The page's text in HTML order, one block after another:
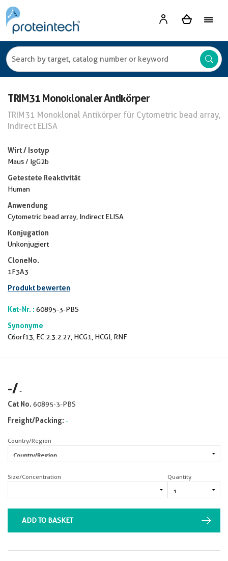
TRIM31 Monoklonaler Antikörper
TRIM31 Monoklonal Antikörper für Cytometric bead array,
Indirect ELISA
Wirt / Isotyp
Maus / IgG2b
Getestete Reaktivität
Human
Anwendung
Cytometric bead array, Indirect ELISA
Konjugation
Unkonjugiert
CloneNo.
1F3A3
Produkt bewerten
Kat-Nr. : 60895-3-PBS
Synonyme
C6orf13, EC:2.3.2.27, HCG1, HCGI, RNF
-/-
Cat No. 60895-3-PBS
Freight/Packing: -
Country/Region
Size/Concentration Quantity
ADD TO BASKET